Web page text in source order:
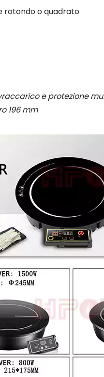
rotondo o quadrato
e protezione
196 mm